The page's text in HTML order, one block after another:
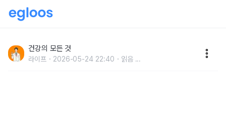
서 못 발견합니다
건강의 모든 것
라이프 2026-05-24 22:40 읽음 ...